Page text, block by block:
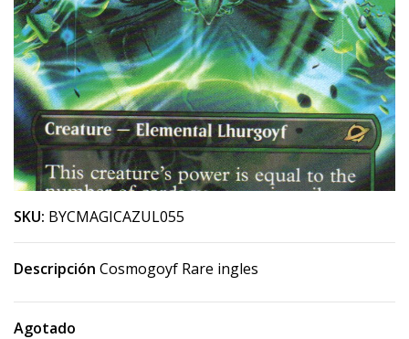
SKU: BYCMAGICAZUL055
Descripción Cosmogoyf Rare ingles
Agotado